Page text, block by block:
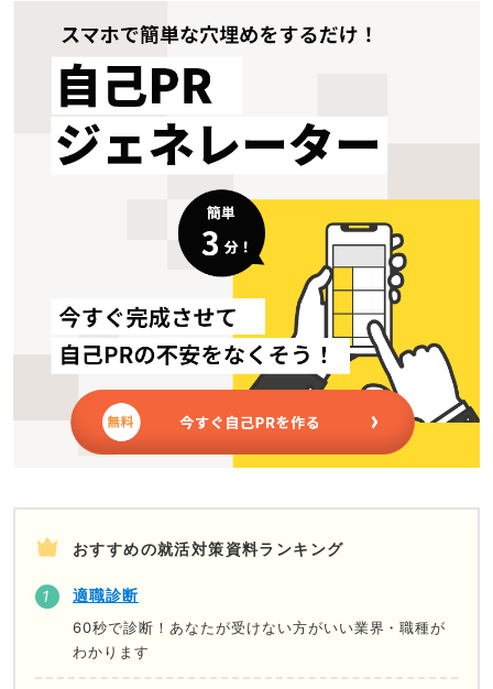
おすすめの就活対策資料ランキング
適職診断
60秒で診断！あなたが受けない方がいい業界・職種が
わかります